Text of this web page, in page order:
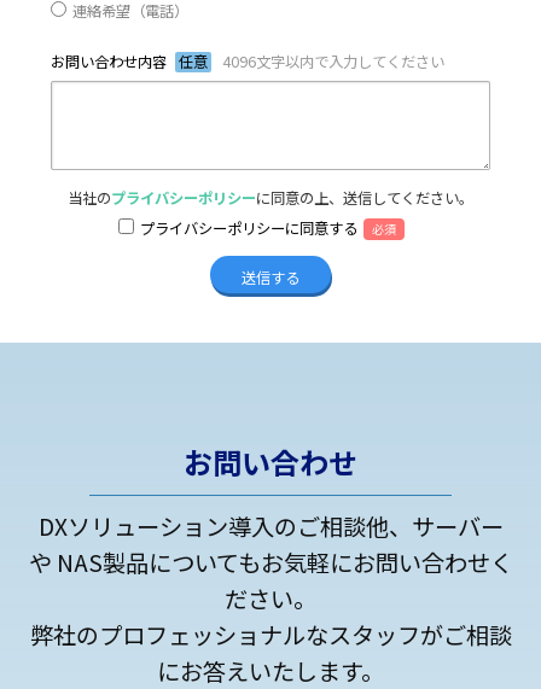
連絡希望（電話）
お問い合わせ内容 任意 4096文字以内で入力してください
当社のプライバシーポリシーに同意の上、送信してください。
プライバシーポリシーに同意する
必須
お問い合わせ
DXソリューション導入のご相談他、サーバー
や NAS製品についてもお気軽にお問い合わせく
ださい。
弊社のプロフェッショナルなスタッフがご相談
にお答えいたします。